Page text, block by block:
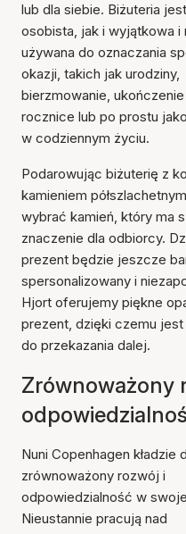
lub dla siebie. Biżuteria
osobista, jak i wyjątkowa i
używana do oznaczania
okazji, takich jak urodziny,
bierzmowanie, ukończenie
rocznice lub po prostu
w codziennym życiu.
Podarowując biżuterię z
kamieniem
wybrać kamień, który ma
znaczenie dla odbiorcy.
prezent będzie jeszcze
spersonalizowany i
Hjort oferujemy piękne
prezent, dzięki czemu
do przekazania dalej.
Zrównoważony
Nuni Copenhagen kładzie
zrównoważony rozwój i
odpowiedzialność w
Nieustannie pracują nad